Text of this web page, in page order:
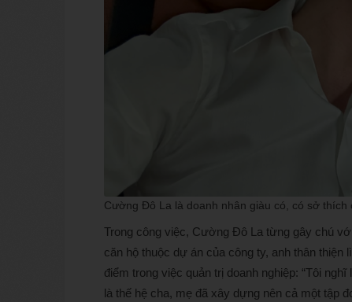
Cường Đô La là doanh nhân giàu có, có sở thích
Trong công việc, Cường Đô La từng gây chú
căn hộ thuộc dự án của công ty, anh thân
điểm trong việc quản trị doanh nghiệp: “Tôi
là thế hệ cha, mẹ đã xây dựng nên cả một tập